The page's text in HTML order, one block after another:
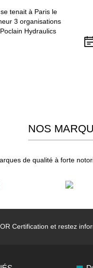
tenait à Paris le
3 organisations
Hydraulics
NOS
de qualité à forte
Certification et restez